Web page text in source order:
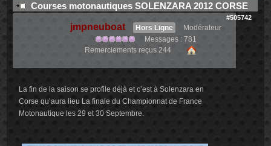
Courses motonautiques SOLENZARA 2012 CORSE
#505742
jmpneuboat Hors Ligne
Modérateur
Messages : 781
Remerciements reçus 244
La fin de la saison se profile déjà et c’est à Solenzara en
Corse qu’aura lieu La finale du Championnat de France
Motonautique les 29 et 30 Septembre.